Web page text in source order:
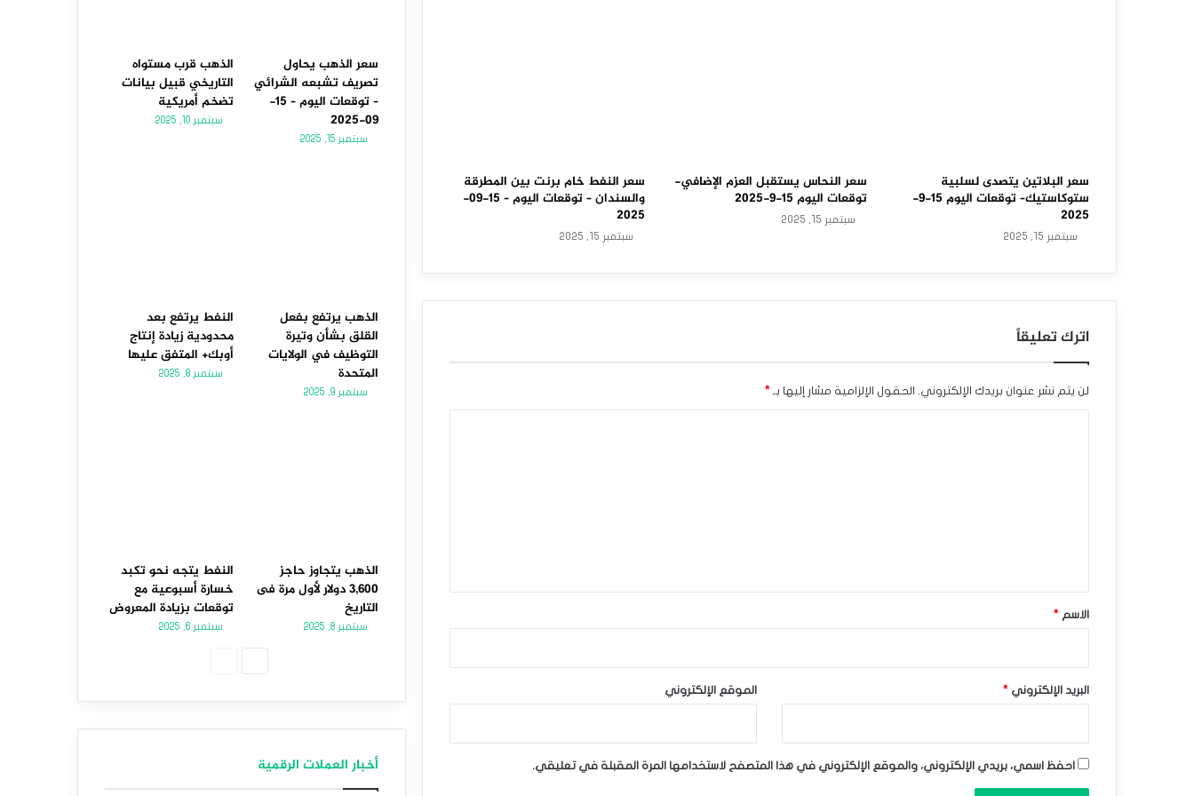
ت
ف
ع
ب
ح
ذ
ر
–
ت
ا
ل
ي
و
م
سعر البلاتين يتصدى لسلبية
ستوكاستيك– توقعات اليوم 15-9-
2025
سبتمبر 15, 2025
سعر النحاس يستقبل العزم الإضافي-
توقعات اليوم 15-9-2025
سبتمبر 15, 2025
سعر النفط خام برنت بين المطرقة
والسندان – توقعات اليوم – 15-09-
2025
سبتمبر 15, 2025
اترك تعليقاً
لن يتم نشر عنوان بريدك الإلكتروني. الحقول الإلزامية مشار إليها بـ *
*الاسم *
البريد الإلكتروني * الموقع الإلكتروني
احفظ اسمي، بريدي الإلكتروني، والموقع الإلكتروني في هذا المتصفح لاستخدامها المرة المقبلة في تعليقي.
سعر الذهب يحاول
تصريف تشبعه الشرائي
– توقعات اليوم – 15-
09-2025
سبتمبر 15, 2025
الذهب قرب مستواه
التاريخي قبيل بيانات
تضخم أمريكية
سبتمبر 10, 2025
الذهب يرتفع بفعل
القلق بشأن وتيرة
التوظيف في الولايات
المتحدة
سبتمبر 9, 2025
النفط يرتفع بعد
محدودية زيادة إنتاج
أوبك+ المتفق عليها
سبتمبر 8, 2025
الذهب يتجاوز حاجز
3,600 دولار لأول مرة فى
التاريخ
سبتمبر 8, 2025
النفط يتجه نحو تكبد
خسارة أسبوعية مع
توقعات بزيادة المعروض
سبتمبر 6, 2025
أخبار العملات الرقمية